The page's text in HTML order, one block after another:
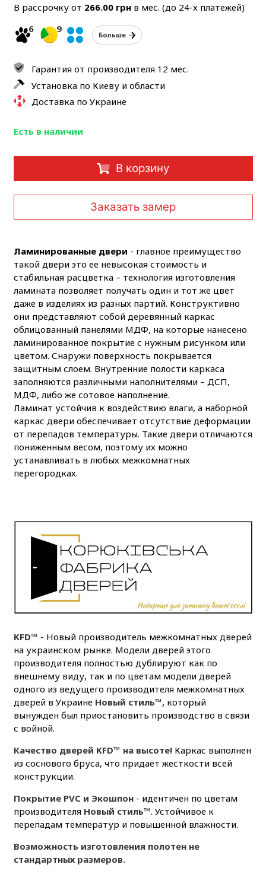
В рассрочку от 266.00грнв мес. (до 24-х платежей)
6
9
Больше
Гарантия от производителя 12 мес.
Установка по Киеву и области
Доставка по Украине
Есть в наличии
В корзину
Заказать замер
Ламинированные двери - главное преимущество
такой двери это ее невысокая стоимость и
стабильная расцветка – технология изготовления
ламината позволяет получать один и тот же цвет
даже в изделиях из разных партий. Конструктивно
они представляют собой деревянный каркас
облицованный панелями МДФ, на которые нанесено
ламинированное покрытие с нужным рисунком или
цветом. Снаружи поверхность покрывается
защитным слоем. Внутренние полости каркаса
заполняются различными наполнителями – ДСП,
МДФ, либо же сотовое наполнение.
Ламинат устойчив к воздействию влаги, а наборной
каркас двери обеспечивает отсутствие деформации
от перепадов температуры. Такие двери отличаются
пониженным весом, поэтому их можно
устанавливать в любых межкомнатных
перегородках.
KFD™ - Новый производитель межкомнатных дверей
на украинском рынке. Модели дверей этого
производителя полностью дублируют как по
внешнему виду, так и по цветам модели дверей
одного из ведущего производителя межкомнатных
дверей в Украине Новый стиль™, который
вынужден был приостановить производство в связи
с войной.
Качество дверей KFD™ на высоте! Каркас выполнен
из соснового бруса, что придает жесткости всей
конструкции.
Покрытие PVC и Экошпон - идентичен по цветам
производителя Новый стиль™. Устойчивое к
перепадам температур и повышенной влажности.
Возможность изготовления полотен не
стандартных размеров.